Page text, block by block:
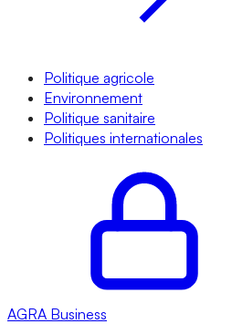
Politique agricole
Environnement
Politique sanitaire
Politiques internationales
AGRA Business